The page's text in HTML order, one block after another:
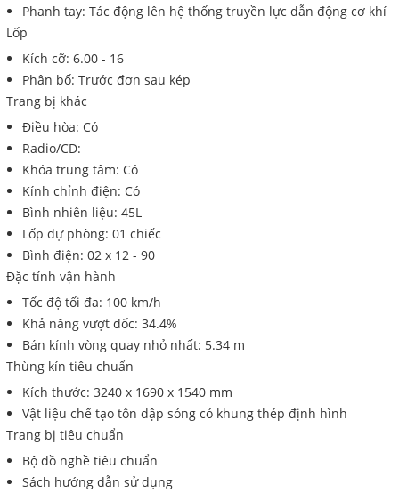
Phanh tay: Tác động lên hệ thống truyền lực dẫn động cơ khí
Lốp
Kích cỡ: 6.00 - 16
Phân bố: Trước đơn sau kép
Trang bị khác
Điều hòa: Có
Radio/CD:
Khóa trung tâm: Có
Kính chỉnh điện: Có
Bình nhiên liệu: 45L
Lốp dự phòng: 01 chiếc
Bình điện: 02 x 12 - 90
Đặc tính vận hành
Tốc độ tối đa: 100 km/h
Khả năng vượt dốc: 34.4%
Bán kính vòng quay nhỏ nhất: 5.34 m
Thùng kín tiêu chuẩn
Kích thước: 3240 x 1690 x 1540 mm
Vật liệu chế tạo tôn dập sóng có khung thép định hình
Trang bị tiêu chuẩn
Bộ đồ nghề tiêu chuẩn
Sách hướng dẫn sử dụng